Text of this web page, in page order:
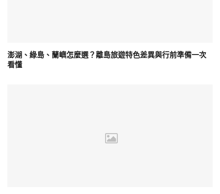
澎湖、綠島、蘭嶼怎麼選？離島旅遊特色差異與行前準備一次
看懂